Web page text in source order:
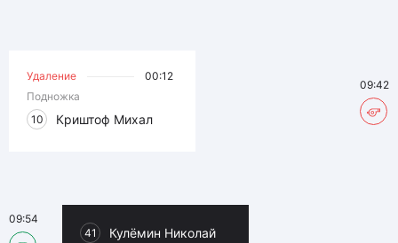
Удаление
00:12
Подножка
10
Криштоф Михал
09:42
41 Кулёмин Николай
09:54